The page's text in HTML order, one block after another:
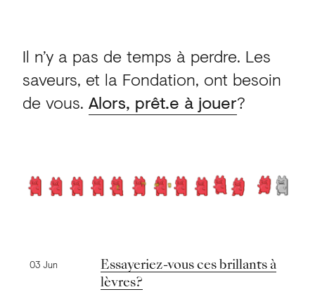
Il n’y a pas de temps à perdre. Les
saveurs, et la Fondation, ont besoin
de vous. Alors, prêt.e à jouer?
Nouvelles précédentes
03 Jun
Essayeriez-vous ces brillants à
lèvres?